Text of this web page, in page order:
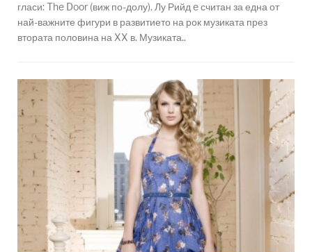
гласи: The Door (виж по-долу). Лу Рийд e считан за една от
най-важните фигури в развитието на рок музиката през
втората половина на XX в. Музиката..